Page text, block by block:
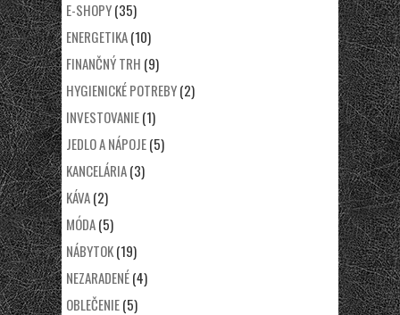
E-SHOPY(35)
ENERGETIKA(10)
FINANČNÝ TRH (9)
HYGIENICKÉ POTREBY(2)
INVESTOVANIE(1)
JEDLO A NÁPOJE(5)
KANCELÁRIA(3)
KÁVA(2)
MÓDA(5)
NÁBYTOK(19)
NEZARADENÉ(4)
OBLEČENIE(5)